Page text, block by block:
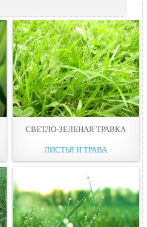
СВЕТЛО-ЗЕЛЕНАЯ ТРАВКА
ЛИСТЬЯ И ТРАВА